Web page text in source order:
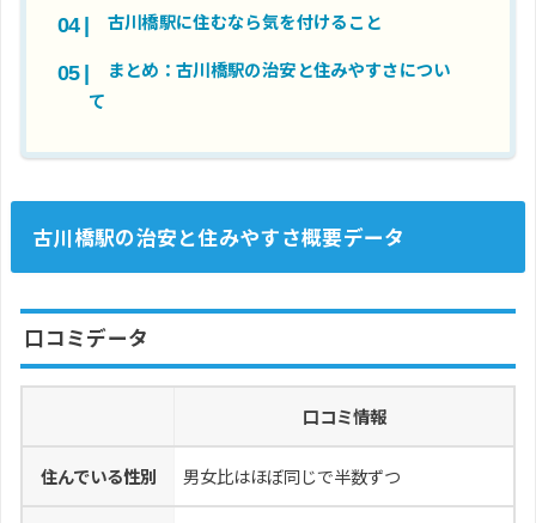
古川橋駅に住むなら気を付けること
まとめ：古川橋駅の治安と住みやすさについ
て
古川橋駅の治安と住みやすさ概要データ
口コミデータ
口コミ情報
住んでいる性別 男女比はほぼ同じで半数ずつ